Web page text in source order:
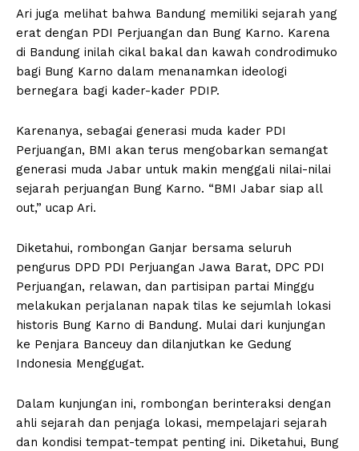
Ari juga melihat bahwa Bandung memiliki sejarah yang
erat dengan PDI Perjuangan dan Bung Karno. Karena
di Bandung inilah cikal bakal dan kawah condrodimuko
bagi Bung Karno dalam menanamkan ideologi
bernegara bagi kader-kader PDIP.
Karenanya, sebagai generasi muda kader PDI
Perjuangan, BMI akan terus mengobarkan semangat
generasi muda Jabar untuk makin menggali nilai-nilai
sejarah perjuangan Bung Karno. “BMI Jabar siap all
out,” ucap Ari.
Diketahui, rombongan Ganjar bersama seluruh
pengurus DPD PDI Perjuangan Jawa Barat, DPC PDI
Perjuangan, relawan, dan partisipan partai Minggu
melakukan perjalanan napak tilas ke sejumlah lokasi
historis Bung Karno di Bandung. Mulai dari kunjungan
ke Penjara Banceuy dan dilanjutkan ke Gedung
Indonesia Menggugat.
Dalam kunjungan ini, rombongan berinteraksi dengan
ahli sejarah dan penjaga lokasi, mempelajari sejarah
dan kondisi tempat-tempat penting ini. Diketahui, Bung